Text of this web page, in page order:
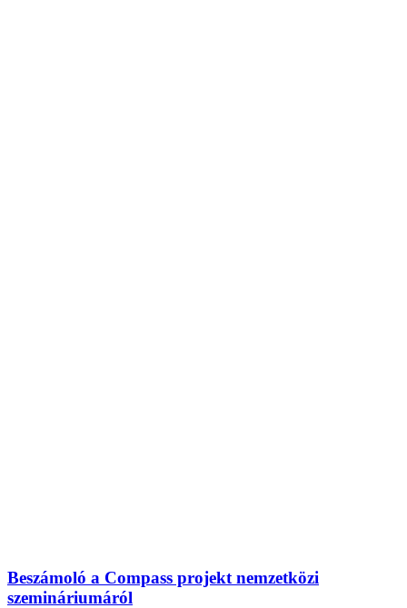
Beszámoló a Compass projekt nemzetközi
szemináriumáról